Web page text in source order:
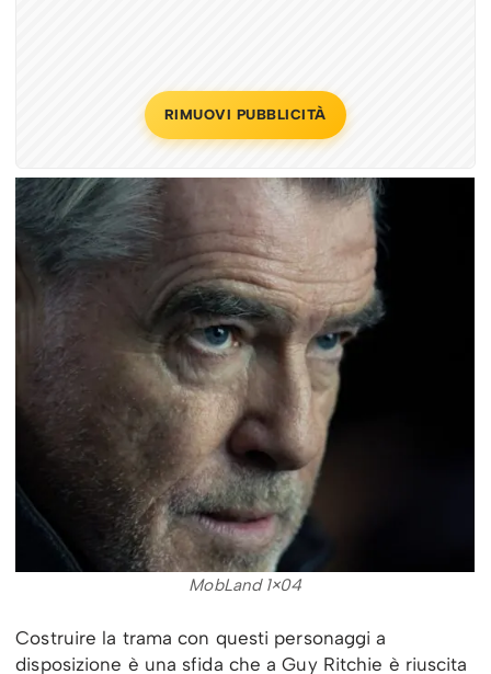
RIMUOVI PUBBLICITÀ
MobLand 1×04
Costruire la trama con questi personaggi a
disposizione è una sfida che a Guy Ritchie è riuscita